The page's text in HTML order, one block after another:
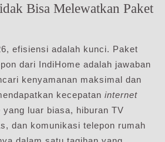
Bisa Melewatkan Paket
efisiensi adalah kunci. Paket
dari IndiHome adalah jawaban
kenyamanan maksimal dan
kecepatan internet
yang luar biasa, hiburan TV
dan komunikasi telepon rumah